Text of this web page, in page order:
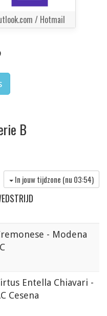
/ Hotmail
B
In jouw tijdzone (nu 03:54)
- Modena
Entella Chiavari -
Cesena